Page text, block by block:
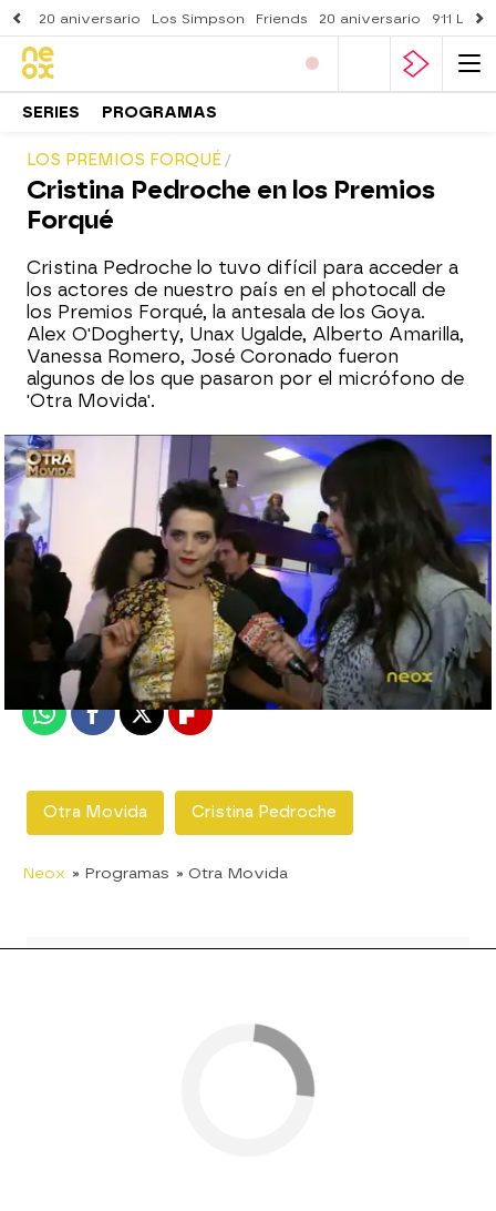
20 aniversario Los Simpson Friends 20 aniversario 911
SERIES PROGRAMAS
LOS PREMIOS FORQUÉ
Cristina Pedroche en los Premios
Forqué
Cristina Pedroche lo tuvo difícil para acceder a
los actores de nuestro país en el photocall de
los Premios Forqué, la antesala de los Goya.
Alex O'Dogherty, Unax Ugalde, Alberto Amarilla,
Vanessa Romero, José Coronado fueron
algunos de los que pasaron por el micrófono de
'Otra Movida'.
neox
Madrid
Publicado:24 de enero de 2012, 16:51
WhatsappFacebook
X Flipboard
Otra Movida Cristina Pedroche
Neox » Programas » Otra Movida